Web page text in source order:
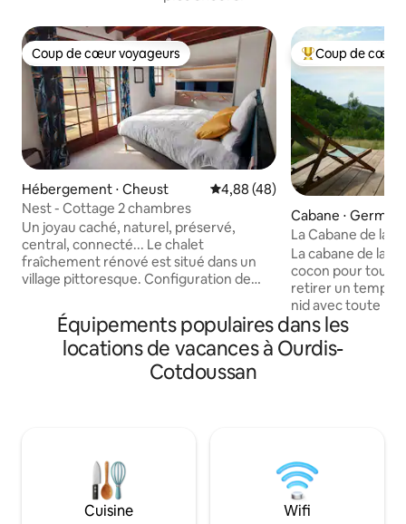
Coup de cœur voyageurs
Coup de cœur voyageurs
Hébergement ⋅ Cheust Évaluation moyenne sur la
4,88 (48)
Nest - Cottage 2 chambres
Un joyau caché, naturel, préservé,
central, connecté... Le chalet
fraîchement rénové est situé dans un
village pittoresque. Configuration de
simples. Votre maison secrète et
accueillante loin de chez vous pour
explorer la beauté, la nature et tout ce
que les Pyrénées ont à offrir. Niché au
cœur des Pyrénées idylliques, vous
Coups de cœur
Coup de cœur
Cabane ⋅ Germs-
ouet
La Cabane de la
La cabane de la
cocon pour tout
retirer un temps
nid avec toute la
constructions en
moderne avec
d'une vue
vous y sont proposées. Au
accueillir!
Équipements populaires dans les
locations de vacances à Ourdis-
Cotdoussan
Cuisine Wifi